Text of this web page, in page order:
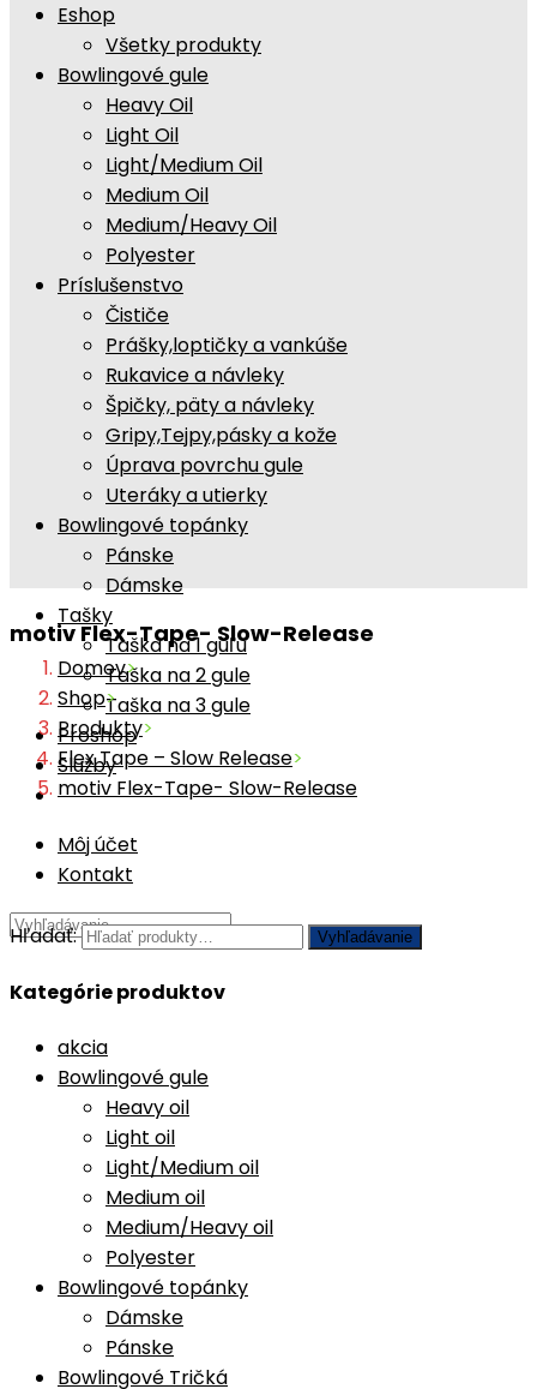
Eshop
Všetky produkty
Bowlingové gule
Heavy Oil
Light Oil
Light/Medium Oil
Medium Oil
Medium/Heavy Oil
Polyester
Príslušenstvo
Čističe
Prášky,loptičky a vankúše
Rukavice a návleky
Špičky, päty a návleky
Gripy,Tejpy,pásky a kože
Úprava povrchu gule
Uteráky a utierky
Bowlingové topánky
Pánske
Dámske
Tašky
Taška na 1 guľu
Taška na 2 gule
Taška na 3 gule
Proshop
Služby
Môj účet
Kontakt
motiv Flex-Tape- Slow-Release
Domov>
Shop>
Produkty>
Flex Tape – Slow Release>
motiv Flex-Tape- Slow-Release
Hľadať: Vyhľadávanie
Kategórie produktov
akcia
Bowlingové gule
Heavy oil
Light oil
Light/Medium oil
Medium oil
Medium/Heavy oil
Polyester
Bowlingové topánky
Dámske
Pánske
Bowlingové Tričká